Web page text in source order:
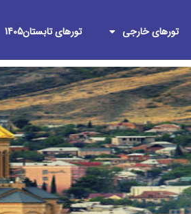
تورهای خارجی تورهای تابستان1405